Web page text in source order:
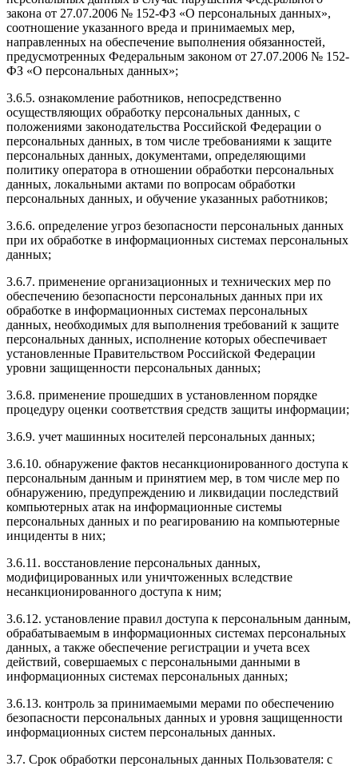
закона от 27.07.2006 № 152-ФЗ «О персональных данных»,
соотношение указанного вреда и принимаемых мер,
направленных на обеспечение выполнения обязанностей,
предусмотренных Федеральным законом от 27.07.2006 № 152-
ФЗ «О персональных данных»;
3.6.5. ознакомление работников, непосредственно
осуществляющих обработку персональных данных, с
положениями законодательства Российской Федерации о
персональных данных, в том числе требованиями к защите
персональных данных, документами, определяющими
политику оператора в отношении обработки персональных
данных, локальными актами по вопросам обработки
персональных данных, и обучение указанных работников;
3.6.6. определение угроз безопасности персональных данных
при их обработке в информационных системах персональных
данных;
3.6.7. применение организационных и технических мер по
обеспечению безопасности персональных данных при их
обработке в информационных системах персональных
данных, необходимых для выполнения требований к защите
персональных данных, исполнение которых обеспечивает
установленные Правительством Российской Федерации
уровни защищенности персональных данных;
3.6.8. применение прошедших в установленном порядке
процедуру оценки соответствия средств защиты информации;
3.6.9. учет машинных носителей персональных данных;
3.6.10. обнаружение фактов несанкционированного доступа к
персональным данным и принятием мер, в том числе мер по
обнаружению, предупреждению и ликвидации последствий
компьютерных атак на информационные системы
персональных данных и по реагированию на компьютерные
инциденты в них;
3.6.11. восстановление персональных данных,
модифицированных или уничтоженных вследствие
несанкционированного доступа к ним;
3.6.12. установление правил доступа к персональным данным,
обрабатываемым в информационных системах персональных
данных, а также обеспечение регистрации и учета всех
действий, совершаемых с персональными данными в
информационных системах персональных данных;
3.6.13. контроль за принимаемыми мерами по обеспечению
безопасности персональных данных и уровня защищенности
информационных систем персональных данных.
3.7. Срок обработки персональных данных Пользователя: с